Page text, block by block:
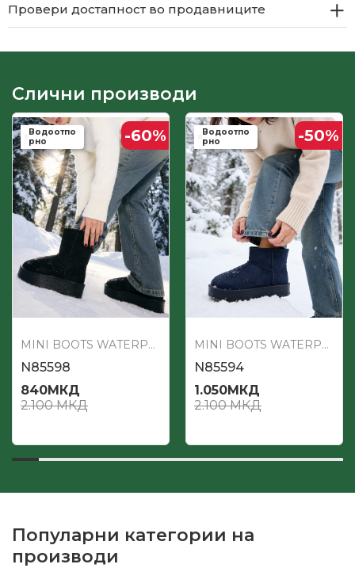
Провери достапност во продавниците
Слични производи
Водоотпо
рно
-60%
MINI BOOTS WATERPROOF
N85598
840МКД
2.100МКД
Водоотпо
рно
-50%
MINI BOOTS WATERPROOF
N85594
1.050МКД
2.100МКД
Популарни категории на
производи